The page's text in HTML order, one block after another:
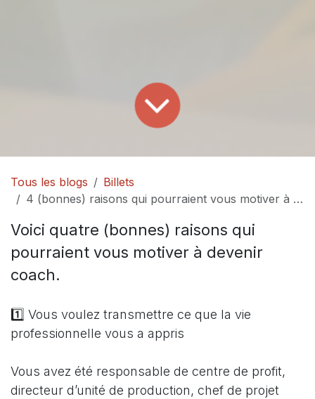
Tous les blogs
Billets
4 (bonnes) raisons qui pourraient vous motiver à devenir coach
Voici quatre (bonnes) raisons qui
pourraient vous motiver à devenir
coach.
1️⃣ Vous voulez transmettre ce que la vie
professionnelle vous a appris
Vous avez été responsable de centre de profit,
directeur d’unité de production, chef de projet